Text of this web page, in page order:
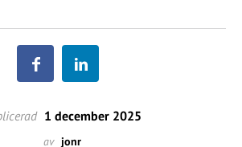
1 december 2025
av jonr